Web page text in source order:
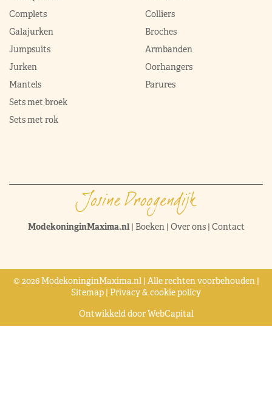
Complets
Galajurken
Jumpsuits
Jurken
Mantels
Sets met broek
Sets met rok
Colliers
Broches
Armbanden
Oorhangers
Parures
ModekoninginMaxima.nl| Boeken| Over ons| Contact
© 2026 ModekoninginMaxima.nl | Alle rechten voorbehouden |
Sitemap | Privacy & cookie policy
Ontwikkeld doorWebCapital